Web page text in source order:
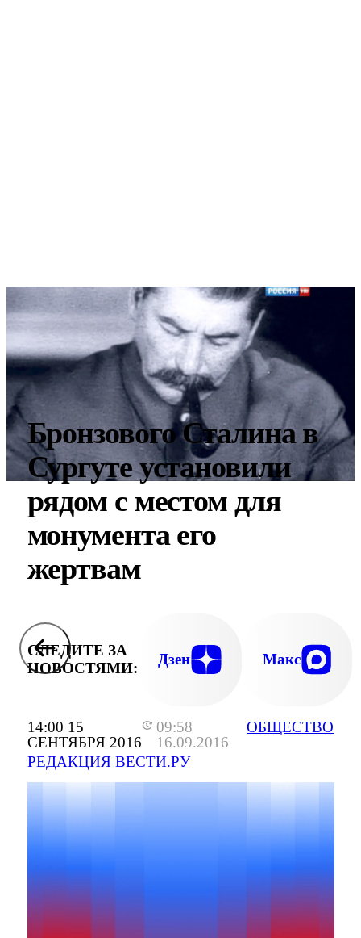
14:00 15
СЕНТЯБРЯ 2016
09:58
16.09.2016
РЕДАКЦИЯ ВЕСТИ.РУ
ОБЩЕСТВО
Бронзового Сталина в
Сургуте установили
рядом с местом для
монумента его
жертвам
СЛЕДИТЕ ЗА
НОВОСТЯМИ:
Дзен Макс